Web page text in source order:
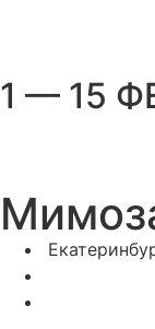
1 — 15